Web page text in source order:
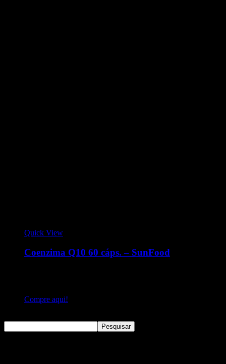
Quick View
Coenzima Q10 60 cáps. – SunFood
Compre aqui!
Pesquisar